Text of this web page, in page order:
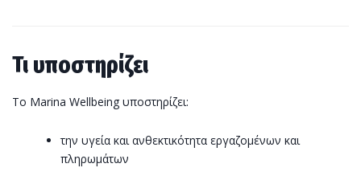
Τι υποστηρίζει
Το Marina Wellbeing υποστηρίζει:
την υγεία και ανθεκτικότητα εργαζομένων και
πληρωμάτων